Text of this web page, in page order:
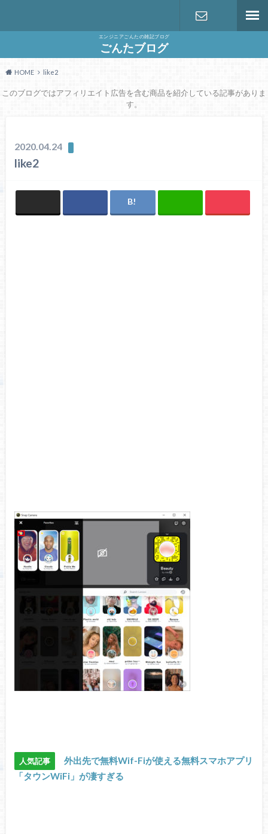
エンジニアごんたの雑記ブログ
ごんたブログ
HOME like2
このブログではアフィリエイト広告を含む商品を紹介している記事がありま
す。
2020.04.24
like2
人気記事
外出先で無料Wif-Fiが使える無料スマホアプリ
「タウンWiFi」が凄すぎる